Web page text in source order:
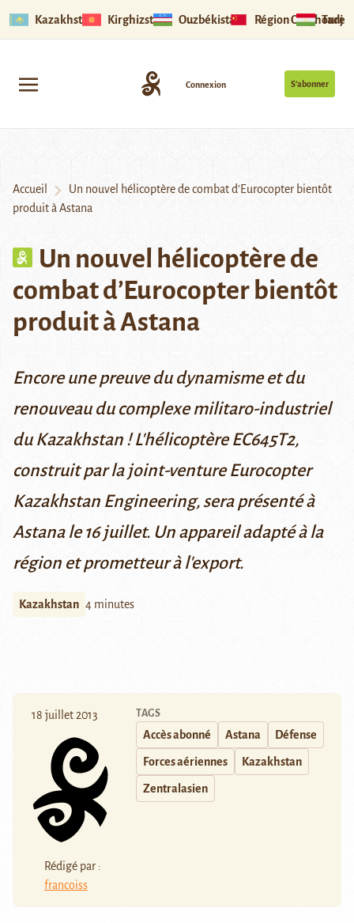
Kazakhstan Kirghizstan Ouzbékistan Région Ouïghoure
S’abonner
Connexion
Accueil
Un nouvel hélicoptère de combat d’Eurocopter bientôt
produit à Astana
Un nouvel hélicoptère de
combat d’Eurocopter bientôt
produit à Astana
Encore une preuve du dynamisme et du
renouveau du complexe militaro-industriel
du Kazakhstan ! L'hélicoptère EC645T2,
construit par la joint-venture Eurocopter
Kazakhstan Engineering, sera présenté à
Astana le 16 juillet. Un appareil adapté à la
région et prometteur à l'export.
Kazakhstan 4 minutes
18 juillet 2013
Rédigé par :
francoiss
TAGS
Accès abonné Astana Défense
Forces aériennes Kazakhstan
Zentralasien